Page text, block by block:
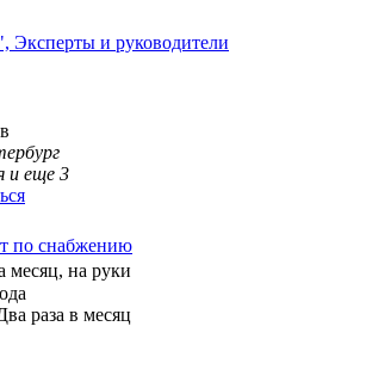
Эксперты и руководители
и еще 3
по снабжению
месяц, на руки
раза в месяц